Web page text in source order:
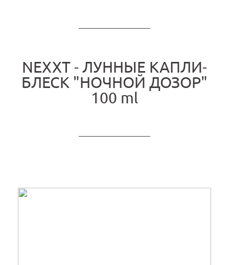
NEXXT - ЛУННЫЕ КАПЛИ-
БЛЕСК "НОЧНОЙ ДОЗОР"
100 ml